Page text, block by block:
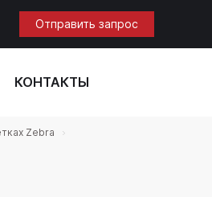
Отправить запрос
КОНТАКТЫ
Zebra